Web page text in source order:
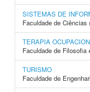
SISTEMAS DE
Faculdade de Ciências
TERAPIA
Faculdade de Filosofia
TURISMO
Faculdade de